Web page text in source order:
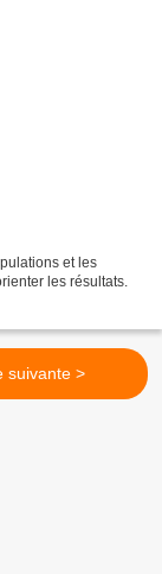
et les
les résultats.
suivante >